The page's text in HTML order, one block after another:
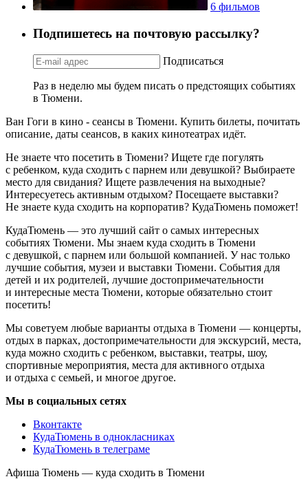
6 фильмов
Подпишетесь на почтовую рассылку?
Подписаться
Раз в неделю мы будем писать о предстоящих событиях
в Тюмени.
Ван Гоги в кино - сеансы в Тюмени. Купить билеты, почитать
описание, даты сеансов, в каких кинотеатрах идёт.
Не знаете что посетить в Тюмени? Ищете где погулять
с ребенком, куда сходить с парнем или девушкой? Выбираете
место для свидания? Ищете развлечения на выходные?
Интересуетесь активным отдыхом? Посещаете выставки?
Не знаете куда сходить на корпоратив? КудаТюмень поможет!
КудаТюмень — это лучший сайт о самых интересных
событиях Тюмени. Мы знаем куда сходить в Тюмени
с девушкой, с парнем или большой компанией. У нас только
лучшие события, музеи и выставки Тюмени. События для
детей и их родителей, лучшие достопримечательности
и интересные места Тюмени, которые обязательно стоит
посетить!
Мы советуем любые варианты отдыха в Тюмени — концерты,
отдых в парках, достопримечательности для экскурсий, места,
куда можно сходить с ребенком, выставки, театры, шоу,
спортивные мероприятия, места для активного отдыха
и отдыха с семьей, и многое другое.
Мы в социальных сетях
Вконтакте
КудаТюмень в однокласниках
КудаТюмень в телеграме
Афиша Тюмень — куда сходить в Тюмени